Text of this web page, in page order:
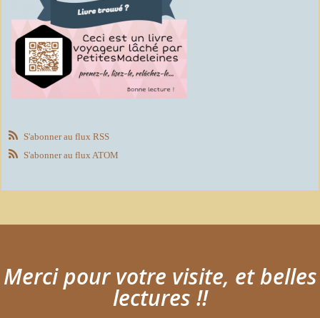
S'abonner au flux RSS
S'abonner au flux ATOM
Merci pour votre visite, et belles
lectures !!